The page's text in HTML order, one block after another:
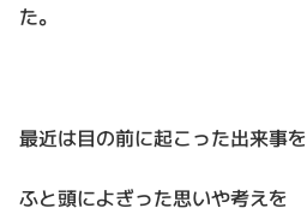
た。
最近は目の前に起こった出来事を
ふと頭によぎった思いや考えを